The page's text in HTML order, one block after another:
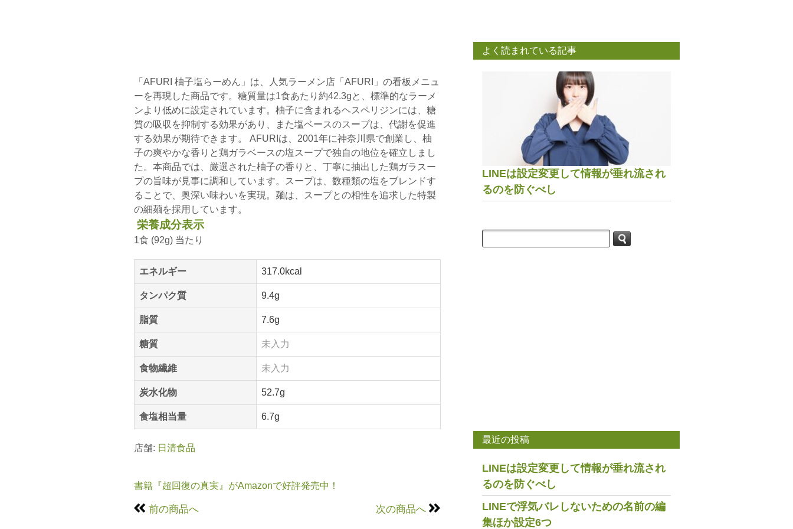
「AFURI 柚子塩らーめん」は、人気ラーメン店「AFURI」の看板メニュ
ーを再現した商品です。糖質量は1食あたり約42.3gと、標準的なラーメ
ンより低めに設定されています。柚子に含まれるヘスペリジンには、糖
質の吸収を抑制する効果があり、また塩ベースのスープは、代謝を促進
する効果が期待できます。 AFURIは、2001年に神奈川県で創業し、柚
子の爽やかな香りと鶏ガラベースの塩スープで独自の地位を確立しまし
た。本商品では、厳選された柚子の香りと、丁寧に抽出した鶏ガラスー
プの旨味が見事に調和しています。スープは、数種類の塩をブレンドす
ることで、奥深い味わいを実現。麺は、スープとの相性を追求した特製
の細麺を採用しています。
栄養成分表示
1食 (92g) 当たり
エネルギー 317.0kcal
タンパク質 9.4g
脂質 7.6g
糖質 未入力
食物繊維 未入力
炭水化物 52.7g
食塩相当量 6.7g
店舗: 日清食品
書籍『超回復の真実』がAmazonで好評発売中！
前の商品へ 次の商品へ
よく読まれている記事
LINEは設定変更して情報が垂れ流され
るのを防ぐべし
最近の投稿
LINEは設定変更して情報が垂れ流され
るのを防ぐべし
LINEで浮気バレしないための名前の編
集ほか設定6つ